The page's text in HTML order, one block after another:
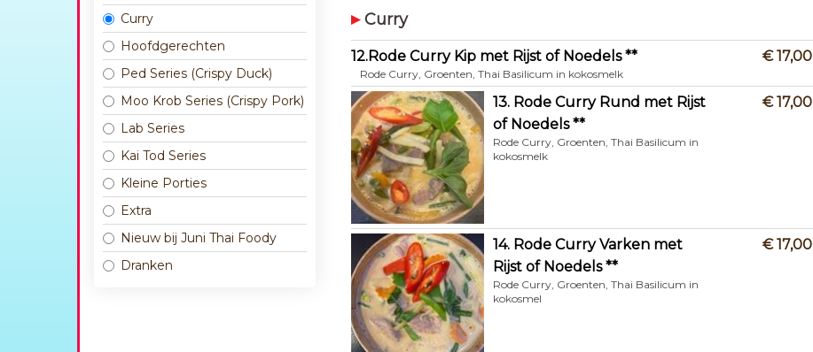
Curry
Hoofdgerechten
Ped Series (Crispy Duck)
Moo Krob Series (Crispy Pork)
Lab Series
Kai Tod Series
Kleine Porties
Extra
Nieuw bij Juni Thai Foody
Dranken
Curry
12.Rode Curry Kip met Rijst of Noedels **
Rode Curry, Groenten, Thai Basilicum in kokosmelk
€ 17,00
13. Rode Curry Rund met Rijst
of Noedels **
Rode Curry, Groenten, Thai Basilicum in
kokosmelk
€ 17,00
14. Rode Curry Varken met
Rijst of Noedels **
Rode Curry, Groenten, Thai Basilicum in
kokosmel
€ 17,00